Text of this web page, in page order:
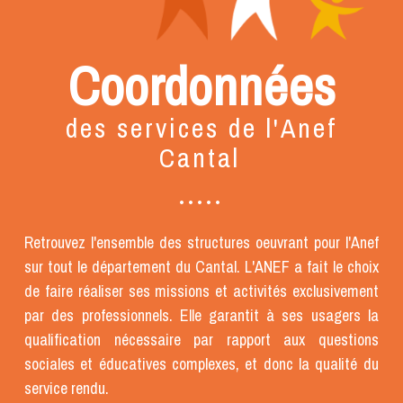
Document individuel de Prise en
(545Ko)
Rapport d'Activité 2024 (807Ko)
Règlement de fonctionnement CHRS
(294Ko)
Livret d'accueil(653Ko)
Projet d'établissement CHRS
TIERS-LIEU
Rapport d'Activité 2024(1409Ko)
A.D.V.L
Coordonnées
des services de l'Anef
Cantal
• • • • •
Retrouvez l'ensemble des structures oeuvrant pour l'Anef
sur tout le département du Cantal. L'ANEF a fait le choix
de faire réaliser ses missions et activités exclusivement
par des professionnels. Elle garantit à ses usagers la
qualification nécessaire par rapport aux questions
sociales et éducatives complexes, et donc la qualité du
service rendu.